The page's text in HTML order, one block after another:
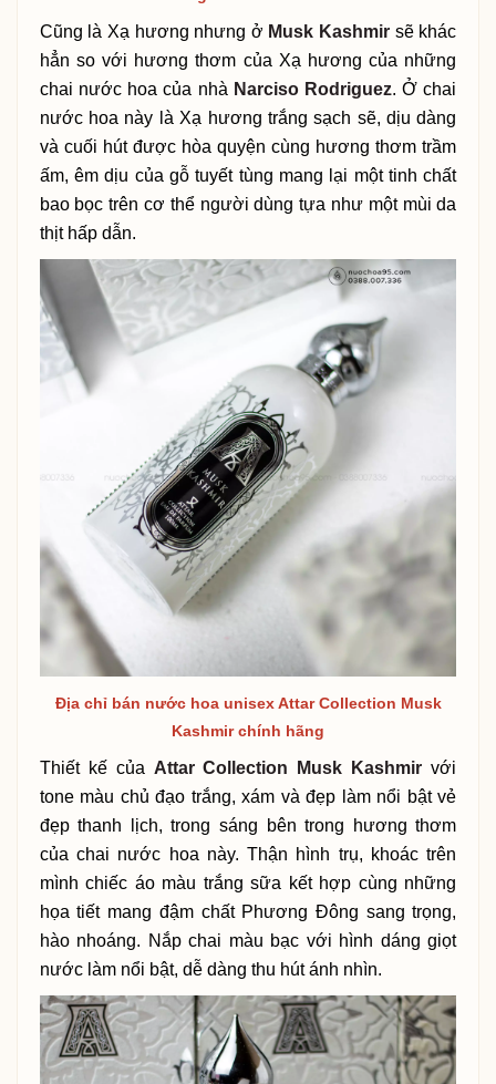
Cũng là Xạ hương nhưng ở Musk Kashmir sẽ khác
hẳn so với hương thơm của Xạ hương của những
chai nước hoa của nhà Narciso Rodriguez. Ở chai
nước hoa này là Xạ hương trắng sạch sẽ, dịu dàng
và cuối hút được hòa quyện cùng hương thơm trầm
ấm, êm dịu của gỗ tuyết tùng mang lại một tinh chất
bao bọc trên cơ thể người dùng tựa như một mùi da
thịt hấp dẫn.
Địa chỉ bán nước hoa unisex Attar Collection Musk
Kashmir chính hãng
Thiết kế của Attar Collection Musk Kashmir với
tone màu chủ đạo trắng, xám và đẹp làm nổi bật vẻ
đẹp thanh lịch, trong sáng bên trong hương thơm
của chai nước hoa này. Thận hình trụ, khoác trên
mình chiếc áo màu trắng sữa kết hợp cùng những
họa tiết mang đậm chất Phương Đông sang trọng,
hào nhoáng. Nắp chai màu bạc với hình dáng giọt
nước làm nổi bật, dễ dàng thu hút ánh nhìn.